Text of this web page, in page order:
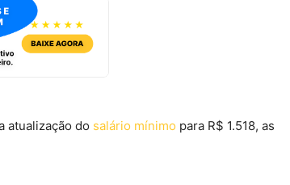
atualização do salário mínimo para R$ 1.518, as